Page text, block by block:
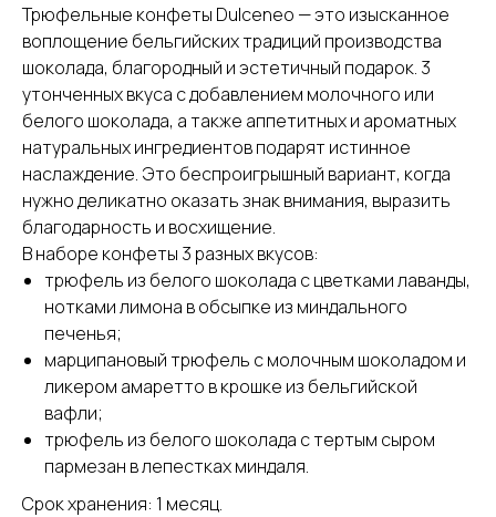
Трюфельные конфеты Dulceneo — это изысканное
воплощение бельгийских традиций производства
шоколада, благородный и эстетичный подарок. 3
утонченных вкуса с добавлением молочного или
белого шоколада, а также аппетитных и ароматных
натуральных ингредиентов подарят истинное
наслаждение. Это беспроигрышный вариант, когда
нужно деликатно оказать знак внимания, выразить
благодарность и восхищение.
В наборе конфеты 3 разных вкусов:
трюфель из белого шоколада с цветками лаванды,
нотками лимона в обсыпке из миндального
печенья;
марципановый трюфель с молочным шоколадом и
ликером амаретто в крошке из бельгийской
вафли;
трюфель из белого шоколада с тертым сыром
пармезан в лепестках миндаля.
Срок хранения: 1 месяц.